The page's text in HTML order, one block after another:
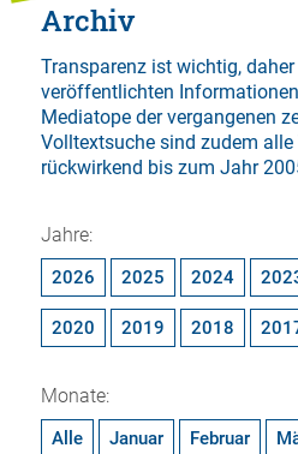
Archiv
Transparenz ist wichtig,
veröffentlichten
Mediatope der vergangenen
Volltextsuchesind zudem alle
rückwirkend bis zum Jahr
Jahre:
2026 2025 2024
2020 2019 2018
Monate:
Alle Januar Februar